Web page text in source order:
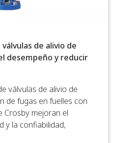
de alivio de
desempeño y reducir
válvulas de alivio de
de fugas en fuelles con
Crosby mejoran el
y la confiabilidad,